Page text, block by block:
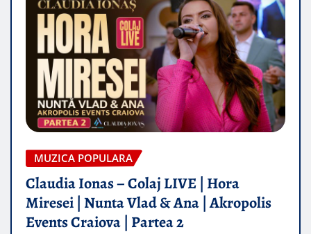
MUZICA POPULARA
Claudia Ionas – Colaj LIVE | Hora
Miresei | Nunta Vlad & Ana | Akropolis
Events Craiova | Partea 2